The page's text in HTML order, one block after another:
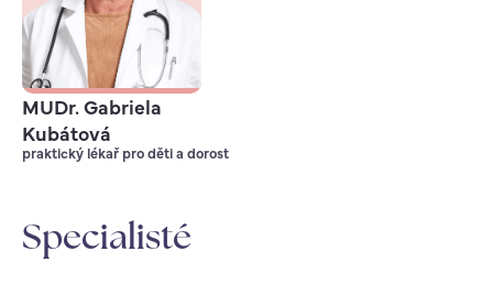
MUDr. Gabriela
Kubátová
praktický lékař pro děti a dorost
Specialisté